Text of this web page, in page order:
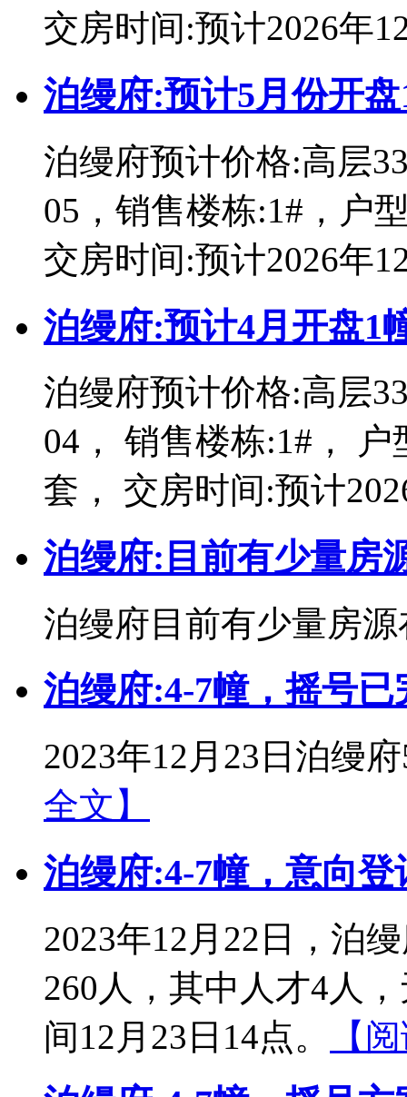
交房时间:预计2026年
泊缦府:预计5月份开
泊缦府预计价格:高层
05，销售楼栋:1#，户
交房时间:预计2026年
泊缦府:预计4月开盘1
泊缦府预计价格:高层
04， 销售楼栋:1#，
套， 交房时间:预计
泊缦府:目前有少量房
泊缦府目前有少量房源
泊缦府:4-7幢，摇号已
2023年12月23日泊缦
全文】
泊缦府:4-7幢，意向登
2023年12月22日，泊
260人，其中人才4人
间12月23日14点。
【